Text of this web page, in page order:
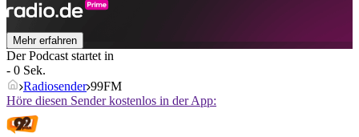
Mehr erfahren
Der Podcast startet in
- 0 Sek.
Radiosender 99FM
Höre diesen Sender kostenlos in der App: